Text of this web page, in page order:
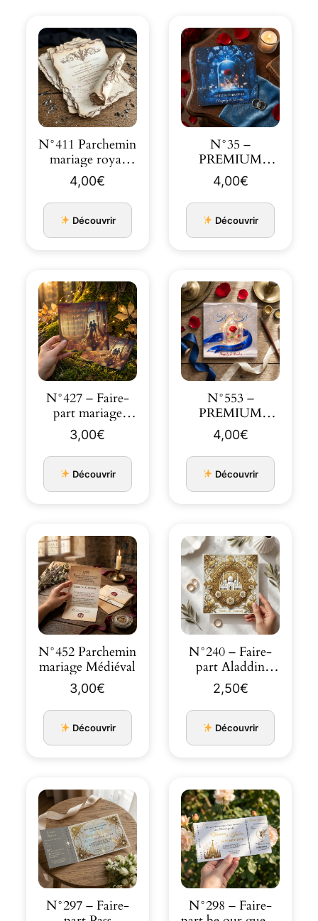
N°411 Parchemin
mariage royal
arabesque
contour brulé
4,00€
Découvrir
N°35 –
PREMIUM
Faire-part
Histoire éternelle
b…
4,00€
Découvrir
N°427 – Faire-
part mariage
Forêt Enchantée
Doré …
3,00€
Découvrir
N°553 –
PREMIUM
Faire-part
Histoire éternelle
…
4,00€
Découvrir
N°452 Parchemin
mariage Médiéval
3,00€
Découvrir
N°240 – Faire-
part Aladdin
Agrabah, style
oriental
2,50€
Découvrir
N°297 – Faire-
N°298 – Faire-